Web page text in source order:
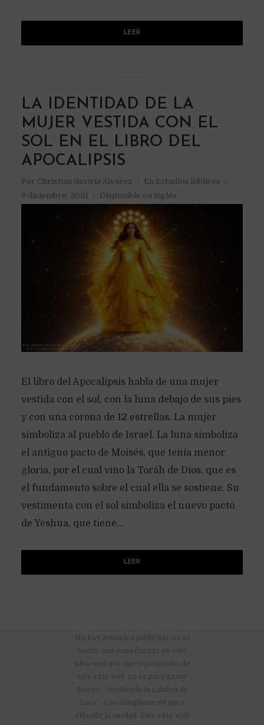
LEER
LA IDENTIDAD DE LA
MUJER VESTIDA CON EL
SOL EN EL LIBRO DEL
APOCALIPSIS
Por Christian Gaviria Alvarez En Estudios Bíblicos
9 diciembre, 2021
Disponible en inglés
El libro del Apocalipsis habla de una mujer
vestida con el sol, con la luna debajo de sus pies
y con una corona de 12 estrellas. La mujer
simboliza al pueblo de Israel. La luna simboliza
el antiguo pacto de Moisés, que tenía menor
gloria, por el cual vino la Toráh de Dios, que es
el fundamento sobre el cual ella se sostiene. Su
vestimenta con el sol simboliza el nuevo pacto
de Yeshua, que tiene...
LEER
No hay anuncios publicitarios ni
vendo mis enseñanzas en este
sitio web por que el propósito de
este sitio web no es para ganar
dinero “vendiendo la palabra de
Dios”, sino simplemente para
difundir la verdad. Este sitio web